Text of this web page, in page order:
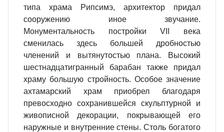
типа храма Рипсимэ, архитектор при­дал
сооружению иное звучание.
Монументальность постройки VII века
сменилась здесь большей дробно­стью
членений и вытянутостью пла­на. Высокий
шестнадцатигранный барабан также придал
храму боль­шую стройность. Особое значение
ахтамарский храм приобрел благо­даря
превосходно сохранившейся скульптурной и
живописной декора­ции, покрывающей его
наружные и внутренние стены. Столь богатого